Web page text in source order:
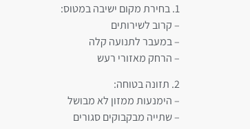
1. בחירת מקום ישיבה במטוס:
– קרוב לשירותים
– במעבר לתנועה קלה
– הרחק מאזורי רעש
2. תזונה בטוחה:
– הימנעות ממזון לא מבושל
– שתייה מבקבוקים סגורים